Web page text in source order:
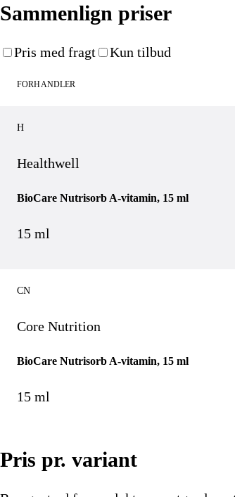
Sammenlign priser
Pris med fragt Kun tilbud
FORHANDLER
H
Healthwell
BioCare Nutrisorb A-vitamin, 15 ml
15 ml
CN
Core Nutrition
BioCare Nutrisorb A-vitamin, 15 ml
15 ml
Pris pr. variant